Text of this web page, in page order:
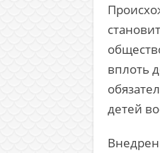
вплоть
детей